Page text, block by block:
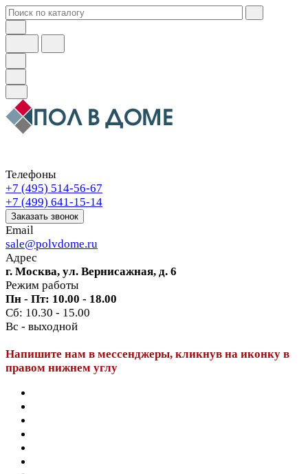
Телефоны
+7 (495) 514-56-67
+7 (499) 641-15-14
Заказать звонок
Email
sale@polvdome.ru
Адрес
г. Москва, ул. Вернисажная, д. 6
Режим работы
Пн - Пт: 10.00 - 18.00
Сб: 10.30 - 15.00
Вс - выходной
Напишите нам в мессенджеры, кликнув на иконку в
правом нижнем углу